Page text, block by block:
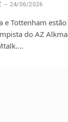
24/06/2026
e Tottenham
do AZ